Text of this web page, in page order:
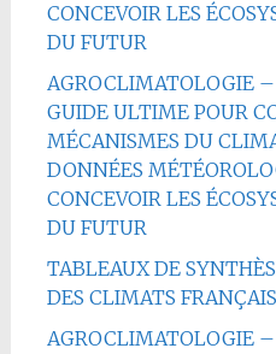
CONCEVOIR LES
DU FUTUR
AGROCLIMATOLOGIE
GUIDE ULTIME POUR
MÉCANISMES DU
DONNÉES
CONCEVOIR LES
DU FUTUR
TABLEAUX DE
DES CLIMATS FRANÇAIS
AGROCLIMATOLOGIE –